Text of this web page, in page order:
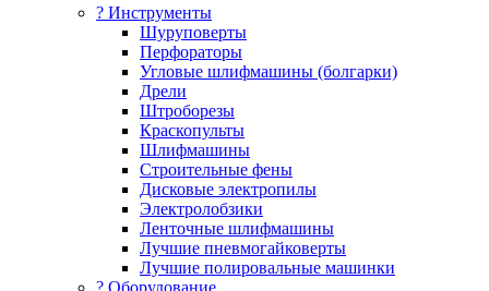
?️ Инструменты
Шуруповерты
Перфораторы
Угловые шлифмашины (болгарки)
Дрели
Штроборезы
Краскопульты
Шлифмашины
Строительные фены
Дисковые электропилы
Электролобзики
Ленточные шлифмашины
Лучшие пневмогайковерты
Лучшие полировальные машинки
?️ Оборудование